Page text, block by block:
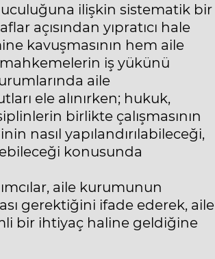
ilişkin sistematik bir
açısından yıpratıcı hale
kavuşmasının hem aile
iş yükünü
aile
ele alınırken; hukuk,
birlikte çalışmasının
nasıl yapılandırılabileceği,
konusunda
aile kurumunun
gerektiğini ifade ederek, aile
bir ihtiyaç haline geldiğine